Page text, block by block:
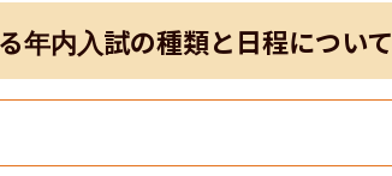
年内入試の種類と日程について